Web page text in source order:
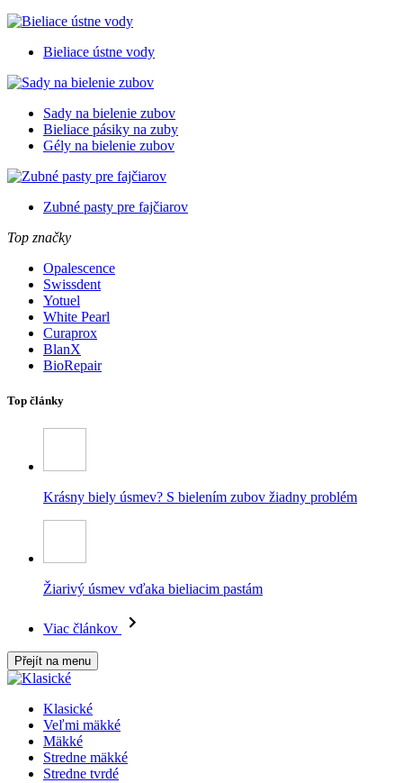
Bieliace ústne vody
Sady na bielenie zubov
Bieliace pásiky na zuby
Gély na bielenie zubov
Zubné pasty pre fajčiarov
Top značky
Opalescence
Swissdent
Yotuel
White Pearl
Curaprox
BlanX
BioRepair
Top články
Krásny biely úsmev? S bielením zubov žiadny problém
Žiarivý úsmev vďaka bieliacim pastám
Viac článkov
Přejít na menu
Klasické
Veľmi mäkké
Mäkké
Stredne mäkké
Stredne tvrdé